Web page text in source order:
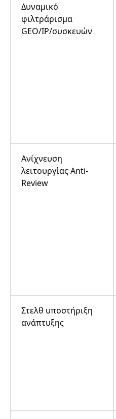
Δυναμικό
φιλτράρισμα
GEO/IP/συσκευών
Ανίχνευση
λειτουργίας Anti-
Review
Στελθ υποστήριξη
ανάπτυξης